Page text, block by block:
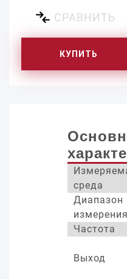
СРАВНИТЬ
КУПИТЬ
среда
Диапазон
измерения
Частота
Выход